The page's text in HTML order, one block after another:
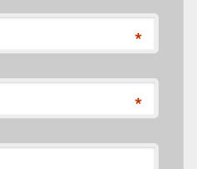
*
*